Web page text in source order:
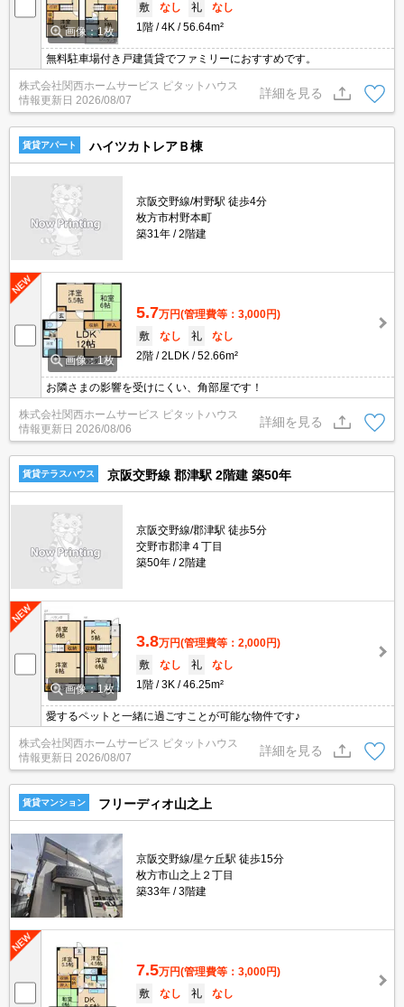
画像：1枚
敷
なし 礼
なし
1階
4K 56.64m²
無料駐車場付き戸建賃貸でファミリーにおすすめです。
株式会社関西ホームサービス ピタットハウス
情報更新日 2026/08/07
詳細を見る
賃貸アパート ハイツカトレアＢ棟
京阪交野線/村野駅 徒歩4分
枚方市村野本町
築31年
2階建
画像：1枚
5.7万円(管理費等：3,000円)
敷
なし 礼
なし
2階
2LDK 52.66m²
お隣さまの影響を受けにくい、角部屋です！
株式会社関西ホームサービス ピタットハウス
情報更新日 2026/08/06
詳細を見る
賃貸テラスハウス 京阪交野線 郡津駅 2階建 築50年
京阪交野線/郡津駅 徒歩5分
交野市郡津４丁目
築50年
2階建
画像：1枚
3.8万円(管理費等：2,000円)
敷
なし 礼
なし
1階
3K 46.25m²
愛するペットと一緒に過ごすことが可能な物件です♪
株式会社関西ホームサービス ピタットハウス
情報更新日 2026/08/07
詳細を見る
賃貸マンション フリーディオ山之上
京阪交野線/星ケ丘駅 徒歩15分
枚方市山之上２丁目
築33年
3階建
7.5万円(管理費等：3,000円)
敷
なし 礼 なし